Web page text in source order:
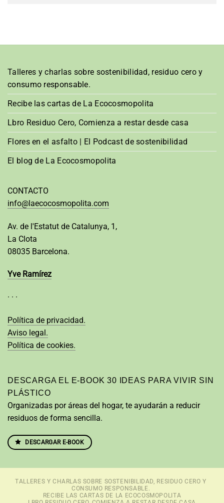
Talleres y charlas sobre sostenibilidad, residuo cero y
consumo responsable.
Recibe las cartas de La Ecocosmopolita
Lbro Residuo Cero, Comienza a restar desde casa
Flores en el asfalto | El Podcast de sostenibilidad
El blog de La Ecocosmopolita
CONTACTO
info@laecocosmopolita.com
Av. de l'Estatut de Catalunya, 1,
La Clota
08035 Barcelona.
Yve Ramírez
· · ·
Política de privacidad.
Aviso legal.
Política de cookies.
DESCARGA EL E-BOOK 30 IDEAS PARA VIVIR SIN
PLÁSTICO
Organizadas por áreas del hogar, te ayudarán a reducir
residuos de forma sencilla.
DESCARGAR E-BOOK
TALLERES Y CHARLAS SOBRE SOSTENIBILIDAD, RESIDUO CERO Y
CONSUMO RESPONSABLE.
RECIBE LAS CARTAS DE LA ECOCOSMOPOLITA